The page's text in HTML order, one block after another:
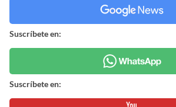
Suscríbete en:
Suscríbete en: